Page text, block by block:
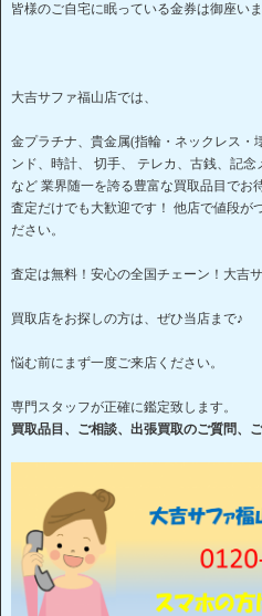
皆様のご自宅に眠っている金券は御座い
大吉サファ福山店では、
金プラチナ、貴金属(指輪・ネックレス・
ンド、時計、 切手、 テレカ、古銭、記
など 業界随一を誇る豊富な買取品目でお
査定だけでも大歓迎です！ 他店で値段が
ださい。
査定は無料！安心の全国チェーン！大吉
買取店をお探しの方は、ぜひ当店まで♪
悩む前にまず一度ご来店ください。
専門スタッフが正確に鑑定致します。
買取品目、ご相談、出張買取のご質問、